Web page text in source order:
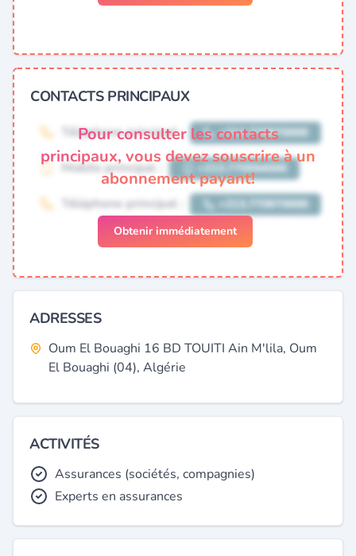
CONTACTS PRINCIPAUX
Pour consulter les contacts
principaux, vous devez souscrire à un
abonnement payant!
Obtenir immédiatement
ADRESSES
Oum El Bouaghi 16 BD TOUITI Ain M'lila, Oum
El Bouaghi (04), Algérie
ACTIVITÉS
Assurances (sociétés, compagnies)
Experts en assurances